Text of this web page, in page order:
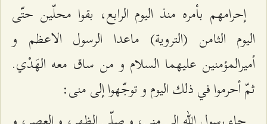
إحرامهم بأمره منذ اليوم الرابع، بقوا محلّين حتّى
اليوم الثامن (التروية) ماعدا الرسول الاعظم و
أميرالمؤمنين عليهما السلام و من ساق معه الهَدْي.
ثمّ أحرموا في ذلك اليوم و توجّهوا إلى منى: